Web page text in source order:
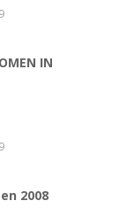
IN
2008